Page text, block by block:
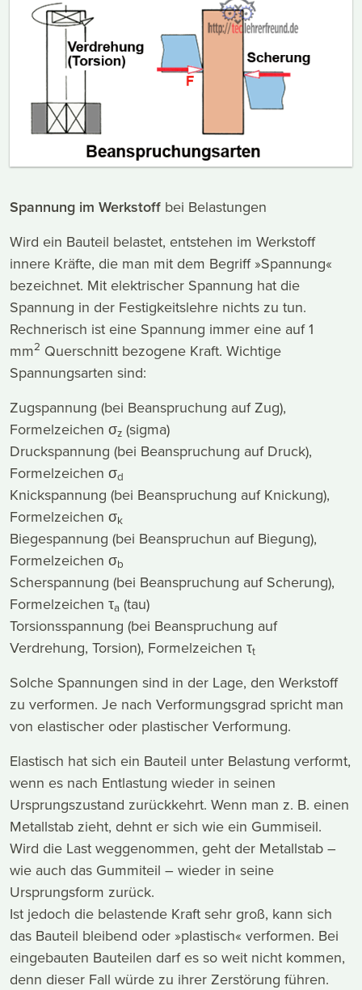
Spannung im Werkstoff bei Belastungen
Wird ein Bauteil belastet, entstehen im Werkstoff
innere Kräfte, die man mit dem Begriff »Spannung«
bezeichnet. Mit elektrischer Spannung hat die
Spannung in der Festigkeitslehre nichts zu tun.
Rechnerisch ist eine Spannung immer eine auf 1
mm2 Querschnitt bezogene Kraft. Wichtige
Spannungsarten sind:
Zugspannung (bei Beanspruchung auf Zug),
Formelzeichen σz (sigma)
Druckspannung (bei Beanspruchung auf Druck),
Formelzeichen σd
Knickspannung (bei Beanspruchung auf Knickung),
Formelzeichen σk
Biegespannung (bei Beanspruchun auf Biegung),
Formelzeichen σb
Scherspannung (bei Beanspruchung auf Scherung),
Formelzeichen τa (tau)
Torsionsspannung (bei Beanspruchung auf
Verdrehung, Torsion), Formelzeichen τt
Solche Spannungen sind in der Lage, den Werkstoff
zu verformen. Je nach Verformungsgrad spricht man
von elastischer oder plastischer Verformung.
Elastisch hat sich ein Bauteil unter Belastung verformt,
wenn es nach Entlastung wieder in seinen
Ursprungszustand zurückkehrt. Wenn man z. B. einen
Metallstab zieht, dehnt er sich wie ein Gummiseil.
Wird die Last weggenommen, geht der Metallstab –
wie auch das Gummiteil – wieder in seine
Ursprungsform zurück.
Ist jedoch die belastende Kraft sehr groß, kann sich
das Bauteil bleibend oder »plastisch« verformen. Bei
eingebauten Bauteilen darf es so weit nicht kommen,
denn dieser Fall würde zu ihrer Zerstörung führen.